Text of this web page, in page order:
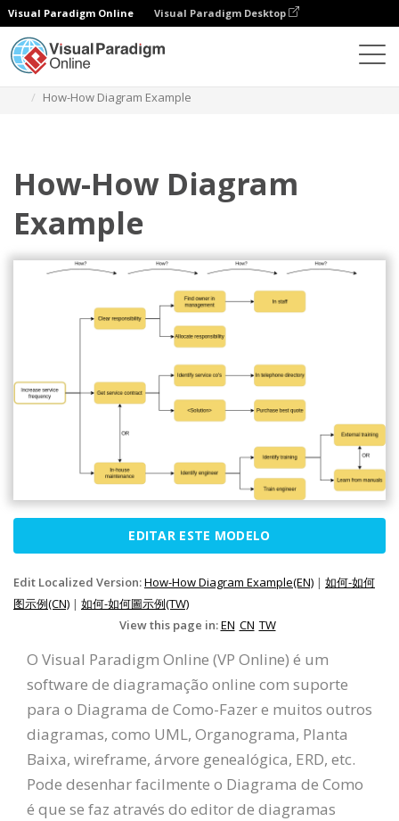
Visual Paradigm Online Visual Paradigm Desktop
How-How Diagram Example
How-How Diagram
Example
EDITAR ESTE MODELO
Edit Localized Version:How-How Diagram Example(EN) | 如何-如何
图示例(CN) | 如何-如何圖示例(TW)
View this page in:EN CN TW
O Visual Paradigm Online (VP Online) é um
software de diagramação online com suporte
para o Diagrama de Como-Fazer e muitos outros
diagramas, como UML, Organograma, Planta
Baixa, wireframe, árvore genealógica, ERD, etc.
Pode desenhar facilmente o Diagrama de Como
é que se faz através do editor de diagramas